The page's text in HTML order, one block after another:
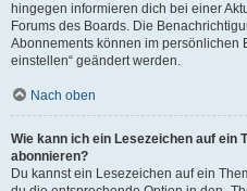
hingegen informieren dich bei einer
Forums des Boards. Die
Abonnements können im persönlichen
einstellen“ geändert werden.
Nach oben
Wie kann ich ein Lesezeichen auf ein
abonnieren?
Du kannst ein Lesezeichen auf ein